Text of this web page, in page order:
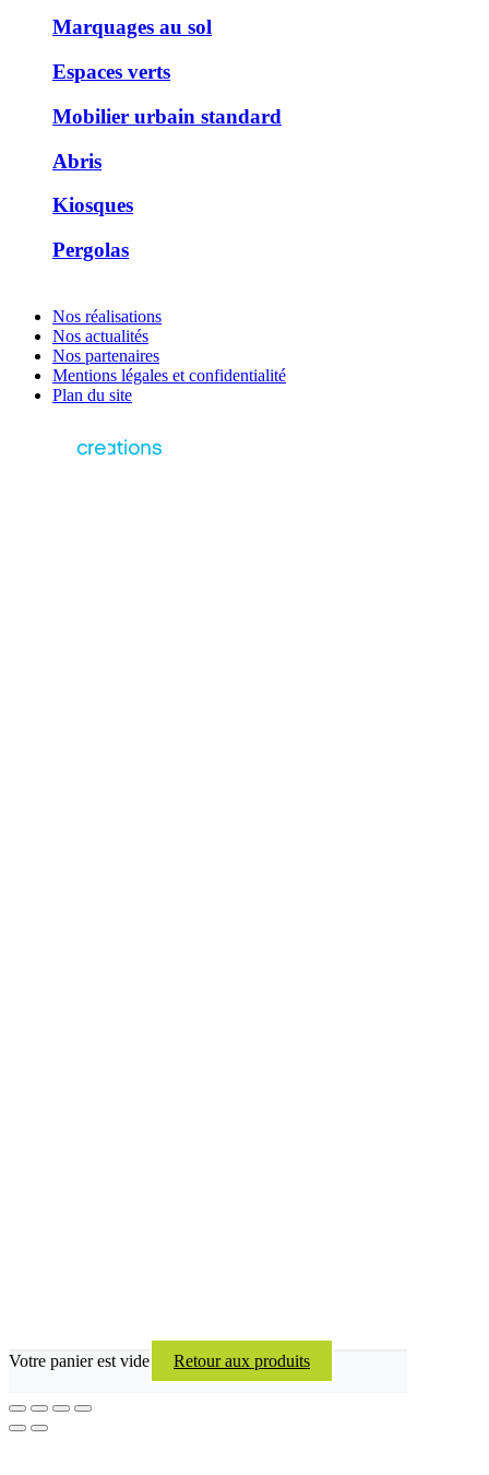
Marquages au sol
Espaces verts
Mobilier urbain standard
Abris
Kiosques
Pergolas
Nos réalisations
Nos actualités
Nos partenaires
Mentions légales et confidentialité
Plan du site
Votre panier est vide Retour aux produits